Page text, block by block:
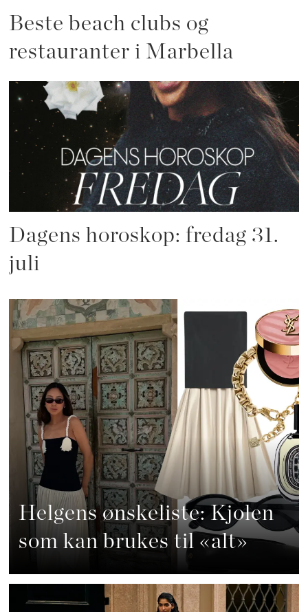
Beste beach clubs og
restauranter i Marbella
Dagens horoskop: fredag 31.
juli
Helgens ønskeliste: Kjolen
som kan brukes til «alt»